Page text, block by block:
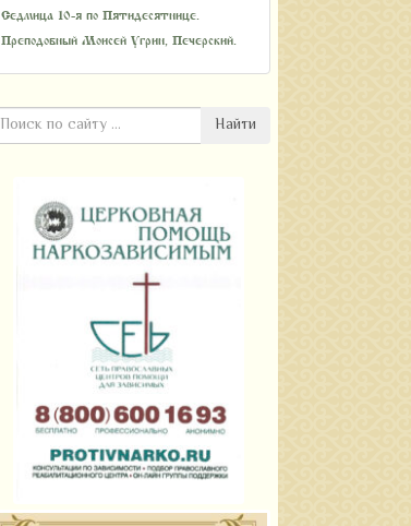
Седмица 10-я по Пятидесятнице.
Преподобный Моисей Угрин, Печерский.
Найти